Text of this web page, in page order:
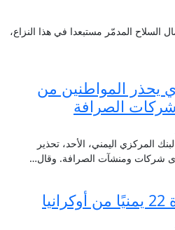
يحذر المواطنين من
الصرافة
شركات ومنشآت الصرافة. وقال…